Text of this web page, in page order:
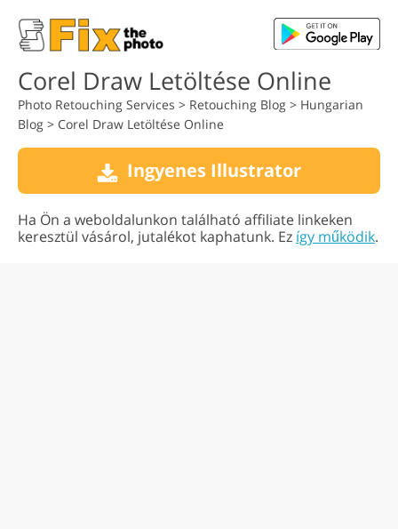
Corel Draw Letöltése Online
Photo Retouching Services > Retouching Blog > Hungarian
Blog > Corel Draw Letöltése Online
Ingyenes Illustrator
Ha Ön a weboldalunkon található affiliate linkeken
keresztül vásárol, jutalékot kaphatunk. Ez így működik.